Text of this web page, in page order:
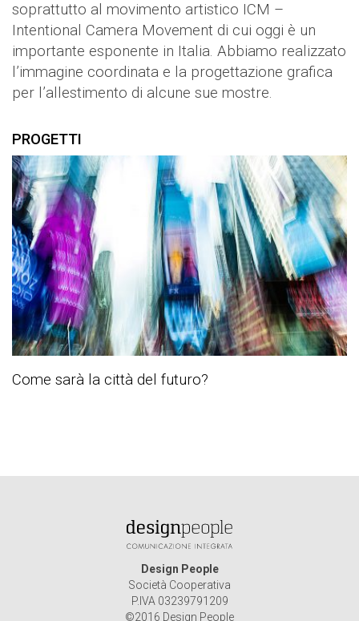
soprattutto al movimento artistico ICM –
Intentional Camera Movement di cui oggi è un
importante esponente in Italia. Abbiamo realizzato
l’immagine coordinata e la progettazione grafica
per l’allestimento di alcune sue mostre.
PROGETTI
Come sarà la città del futuro?
Design People
Società Cooperativa
P.IVA 03239791209
©2016 Design People